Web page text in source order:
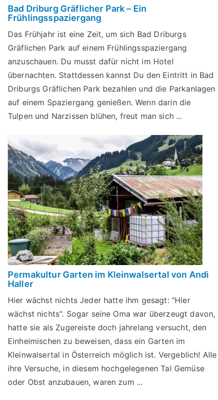
Bad Driburg Gräflicher Park – Ein
Frühlingsspaziergang
Das Frühjahr ist eine Zeit, um sich Bad Driburgs
Gräflichen Park auf einem Frühlingsspaziergang
anzuschauen. Du musst dafür nicht im Hotel
übernachten. Stattdessen kannst Du den Eintritt in Bad
Driburgs Gräflichen Park bezahlen und die Parkanlagen
auf einem Spaziergang genießen. Wenn darin die
Tulpen und Narzissen blühen, freut man sich ...
Permakultur Garten im Kleinwalsertal von Andi
Haller
Hier wächst nichts Jeder hatte ihm gesagt: "Hier
wächst nichts". Sogar seine Oma war überzeugt davon,
hatte sie als Zugereiste doch jahrelang versucht, den
Einheimischen zu beweisen, dass ein Garten im
Kleinwalsertal in Österreich möglich ist. Vergeblich! Alle
ihre Versuche, in diesem hochgelegenen Tal Gemüse
oder Obst anzubauen, waren zum ...